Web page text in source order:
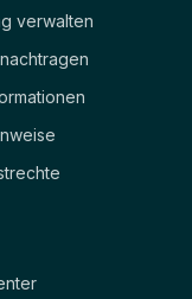
verwalten